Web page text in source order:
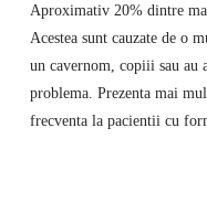
Aproximativ 20% dintre
Acestea sunt cauzate de o
un cavernom, copiii sau au
problema. Prezenta mai
frecventa la pacientii cu